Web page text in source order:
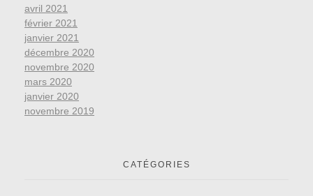
avril 2021
février 2021
janvier 2021
décembre 2020
novembre 2020
mars 2020
janvier 2020
novembre 2019
CATÉGORIES